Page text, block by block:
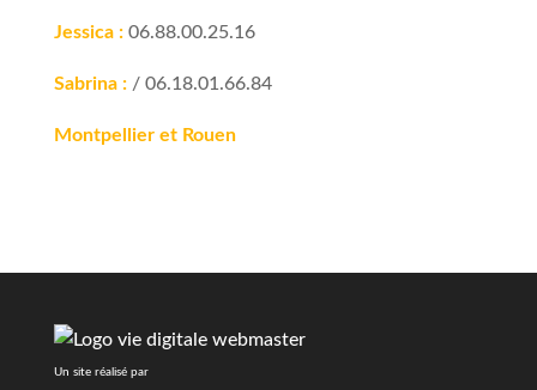
Jessica : 06.88.00.25.16
Sabrina : / 06.18.01.66.84
Montpellier et Rouen
Un site réalisé par